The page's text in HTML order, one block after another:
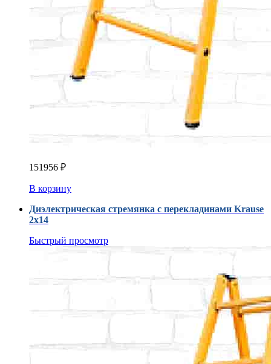
151956 ₽
В корзину
Диэлектрическая стремянка с перекладинами Krause
2х14
Быстрый просмотр